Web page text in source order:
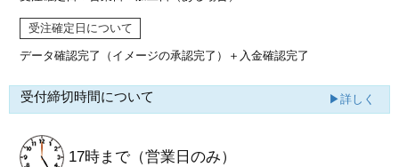
受注確定日について
データ確認完了（イメージの承認完了） ＋入金確認完了
受付締切時間について ▶詳しく
17時まで （営業日のみ）